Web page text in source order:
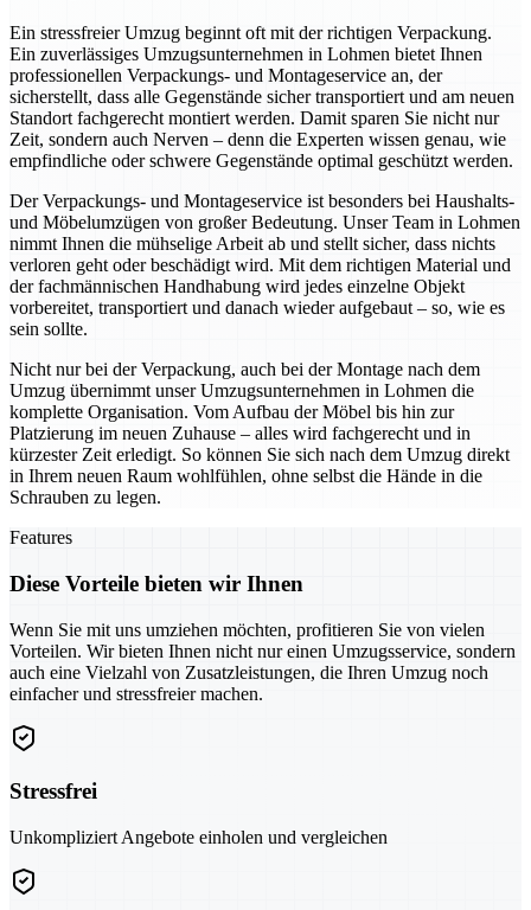
Ein stressfreier Umzug beginnt oft mit der richtigen Verpackung.
Ein zuverlässiges Umzugsunternehmen in Lohmen bietet Ihnen
professionellen Verpackungs- und Montageservice an, der
sicherstellt, dass alle Gegenstände sicher transportiert und am neuen
Standort fachgerecht montiert werden. Damit sparen Sie nicht nur
Zeit, sondern auch Nerven – denn die Experten wissen genau, wie
empfindliche oder schwere Gegenstände optimal geschützt werden.
Der Verpackungs- und Montageservice ist besonders bei Haushalts-
und Möbelumzügen von großer Bedeutung. Unser Team in Lohmen
nimmt Ihnen die mühselige Arbeit ab und stellt sicher, dass nichts
verloren geht oder beschädigt wird. Mit dem richtigen Material und
der fachmännischen Handhabung wird jedes einzelne Objekt
vorbereitet, transportiert und danach wieder aufgebaut – so, wie es
sein sollte.
Nicht nur bei der Verpackung, auch bei der Montage nach dem
Umzug übernimmt unser Umzugsunternehmen in Lohmen die
komplette Organisation. Vom Aufbau der Möbel bis hin zur
Platzierung im neuen Zuhause – alles wird fachgerecht und in
kürzester Zeit erledigt. So können Sie sich nach dem Umzug direkt
in Ihrem neuen Raum wohlfühlen, ohne selbst die Hände in die
Schrauben zu legen.
Features
Diese Vorteile bieten wir Ihnen
Wenn Sie mit uns umziehen möchten, profitieren Sie von vielen
Vorteilen. Wir bieten Ihnen nicht nur einen Umzugsservice, sondern
auch eine Vielzahl von Zusatzleistungen, die Ihren Umzug noch
einfacher und stressfreier machen.
Stressfrei
Unkompliziert Angebote einholen und vergleichen